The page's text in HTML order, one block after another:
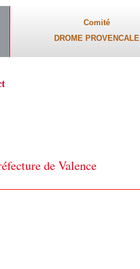
Comité
DROME PROVENCALE
de Valence